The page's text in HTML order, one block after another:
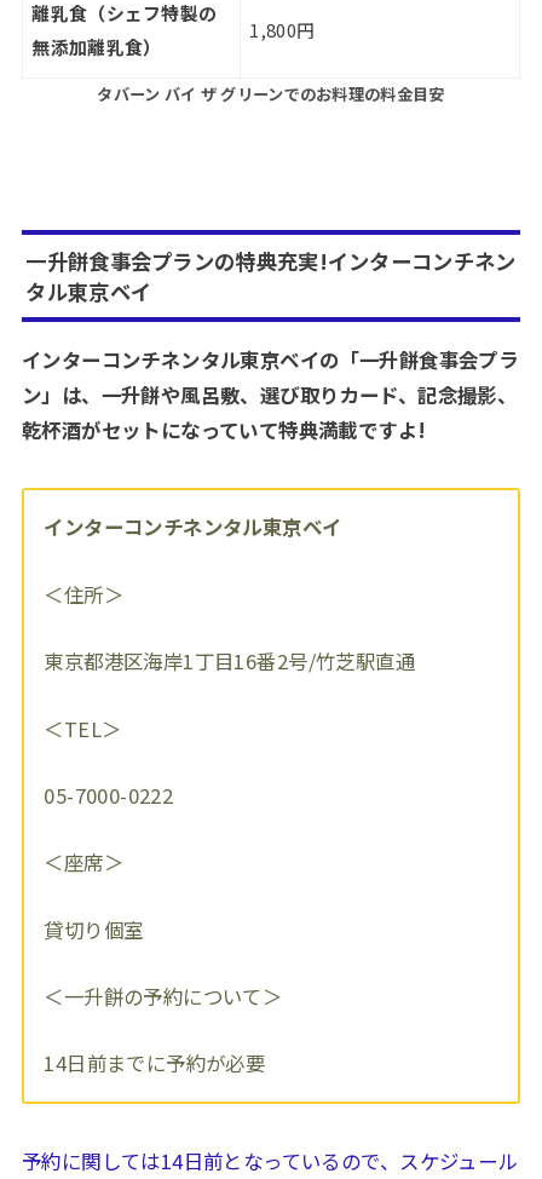
離乳食（シェフ特製の
無添加離乳食）
1,800円
タバーン バイ ザ グリーンでのお料理の料金目安
一升餅食事会プランの特典充実!インターコンチネン
タル東京ベイ
インターコンチネンタル東京ベイの「一升餅食事会プラ
ン」は、一升餅や風呂敷、選び取りカード、記念撮影、
乾杯酒がセットになっていて特典満載ですよ!
インターコンチネンタル東京ベイ
＜住所＞
東京都港区海岸1丁目16番2号/竹芝駅直通
＜TEL＞
05-7000-0222
＜座席＞
貸切り個室
＜一升餅の予約について＞
14日前までに予約が必要
予約に関しては14日前となっているので、スケジュール